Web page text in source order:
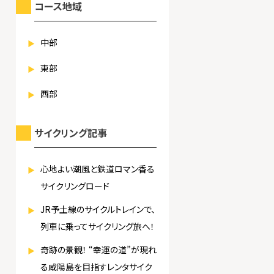
コース地域
中部
東部
西部
サイクリング記事
心地よい潮風と鉄道ロマン香る
サイクリングロード
JR予土線のサイクルトレインで、
列車に乗ってサイクリング旅へ！
奇跡の景観！ “幸運の道”が現れ
る咸陽島を目指すレンタサイク